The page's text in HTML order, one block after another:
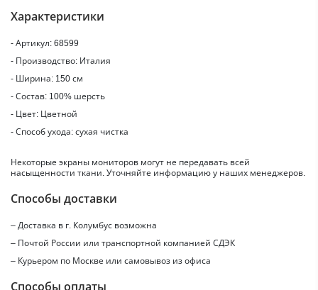
Характеристики
- Артикул: 68599
- Производство: Италия
- Ширина: 150 см
- Состав: 100% шерсть
- Цвет: Цветной
- Способ ухода: сухая чистка
Некоторые экраны мониторов могут не передавать всей
насыщенности ткани. Уточняйте информацию у наших менеджеров.
Способы доставки
– Доставка в г. Колумбус возможна
– Почтой России или транспортной компанией СДЭК
– Курьером по Москве или самовывоз из офиса
Способы оплаты